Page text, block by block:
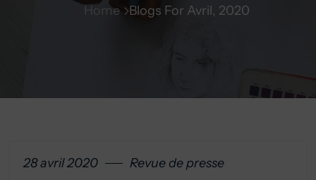
Home Blogs For Avril, 2020
28 avril 2020 Revue de presse